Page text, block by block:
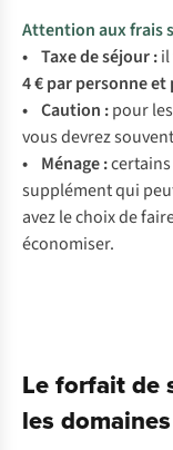
Attention aux frais
• Taxe de séjour:
4 €par personne et
• Caution :pour
vous devrez
• Ménage :
supplément qui
avez le choix de
économiser.
Le forfait de
les domaines